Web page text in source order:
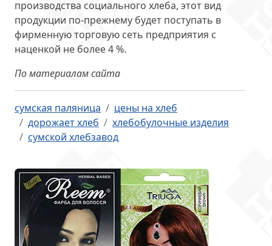
производства социального хлеба, этот вид
продукции по-прежнему будет поступать в
фирменную торговую сеть предприятия с
наценкой не более 4 %.
По материалам сайта
сумская паляница
цены на хлеб
дорожает хлеб
хлебобулочные изделия
сумской хлебзавод